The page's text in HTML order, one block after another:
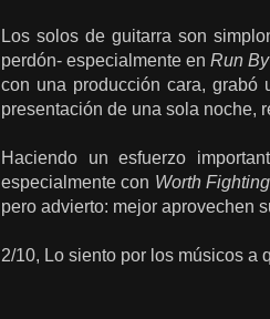
Los solos de guitarra son
perdón- especialmente enRun
con una producción cara, grabó
presentación de una sola noche,
Haciendo un esfuerzo
especialmente con Worth
pero advierto: mejor aprovechen
2/10, Lo siento por los músicos a